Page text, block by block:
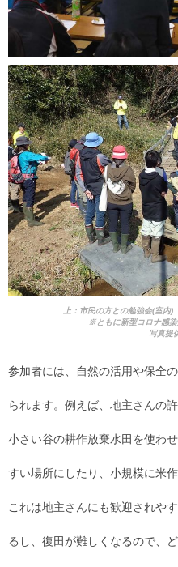
上：市民の方との勉強会(室
※ともに新型コロナ感
写真提
参加者には、自然の活用や保全
られます。例えば、地主さんの
小さい谷の耕作放棄水田を使わ
すい場所にしたり、小規模に米
これは地主さんにも歓迎されや
るし、復田が難しくなるので、